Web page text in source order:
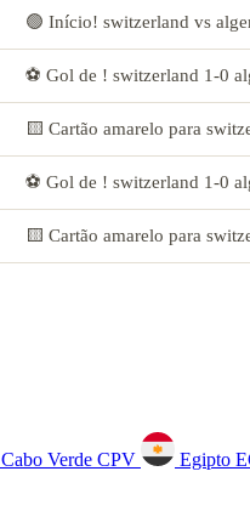
🟢 Início! switzerland vs
⚽ Gol de ! switzerland 1-0
🟨 Cartão amarelo para
⚽ Gol de ! switzerland 1-0
🟨 Cartão amarelo para
Cabo Verde CPV Egipto